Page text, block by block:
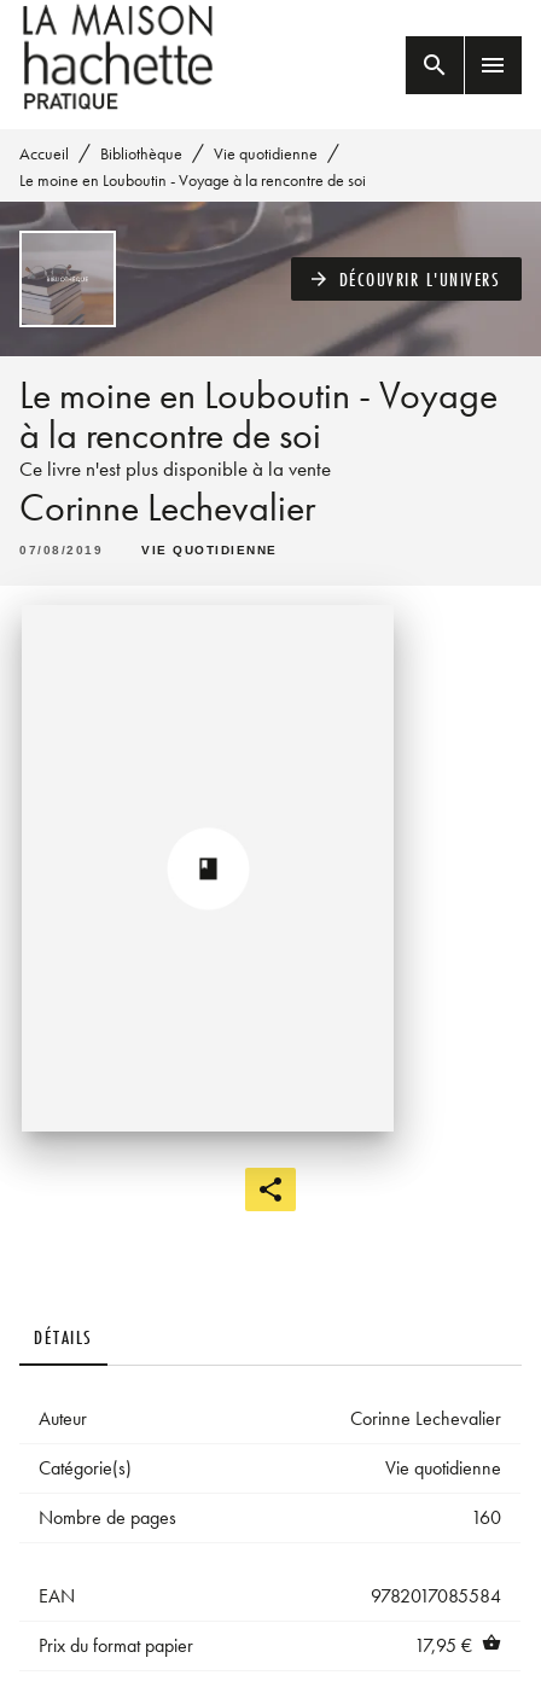
MENU RECHERCHE
PIED DE PAGE
search menu
Accueil / Bibliothèque / Vie quotidienne /
Le moine en Louboutin - Voyage à la rencontre de soi
arrow_forward DÉCOUVRIR L'UNIVERS
Le moine en Louboutin - Voyage
à la rencontre de soi
Ce livre n'est plus disponible à la vente
Corinne Lechevalier
07/08/2019 VIE QUOTIDIENNE
DÉTAILS
Auteur
Corinne Lechevalier
Catégorie(s)
Vie quotidienne
Nombre de pages
160
EAN
9782017085584
Prix du format papier
17,95 € shopping_basket